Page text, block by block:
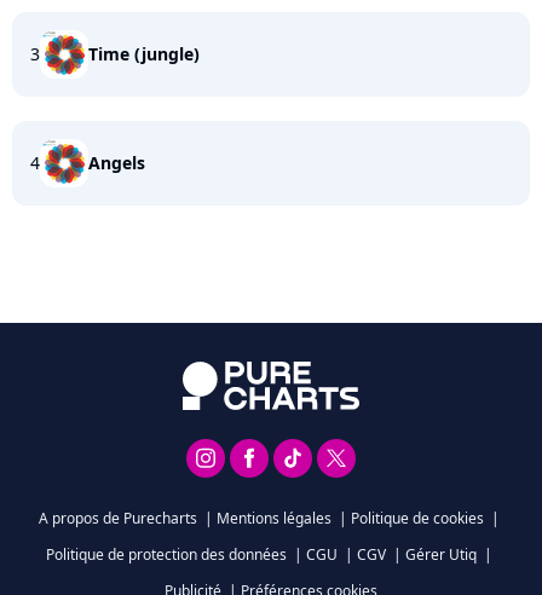
3 Time (jungle)
4 Angels
A propos de Purecharts | Mentions légales | Politique de cookies |
Politique de protection des données | CGU | CGV | Gérer Utiq |
Publicité | Préférences cookies